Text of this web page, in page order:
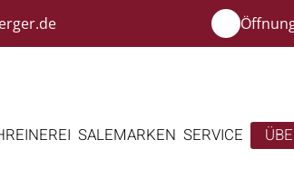
SALEMARKEN SERVICE